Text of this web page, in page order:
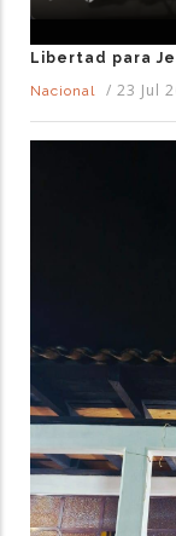
Libertad para
Nacional
/ 23 Jul